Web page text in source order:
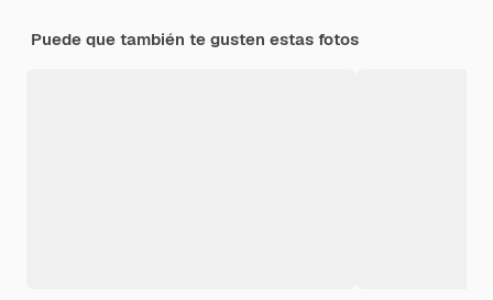
Puede que también te gusten estas fotos